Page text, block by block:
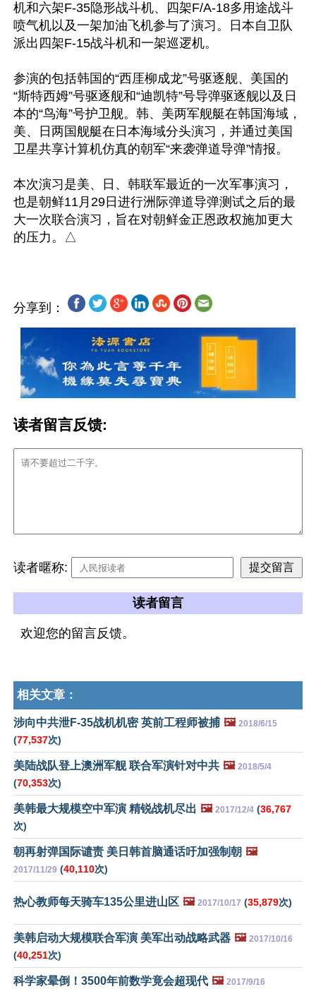
机和六架F-35隐形战斗机、四架F/A-18多用途战斗
喷气机以及一架加油飞机参与了演习。日本自卫队
派出四架F-15战斗机和一架巡逻机。
参演的包括韩国的“西厓柳成龙”号驱逐舰、美国的
“斯特西姆”号驱逐舰和“迪凯特”号导弹驱逐舰以及日
本的“鸟海”号护卫舰。韩、美两军舰艇在韩国海域，
美、日两国舰艇在日本海域分头演习，并通过美国
卫星共享计算机仿真的朝军“来袭弹道导弹”情报。
本次演习是美、日、韩联军最近的一次军事演习，
也是朝鲜11月29日进行洲际弹道导弹测试之后的最
大一次联合演习，旨在对朝鲜金正恩政权施加更大
分享到：
读者留言反馈:
读者暱称:
读者留言
欢迎您的留言反馈。
相关文章：
涉向中共泄F-35战机机密 英前工程师被捕 🖼️ 2018/6/15
(77,537次)
美陆战队登上澳洲军舰 联合军演针对中共 🖼️ 2018/5/4
(70,353次)
美韩最大规模空中军演 精锐战机尽出 🖼️ 2017/12/4 (36,767
次)
朝再射弹国际谴责 美日韩首脑通话吁加强制朝 🖼️
2017/11/29 (40,110次)
热心教师每天骑车135公里进山区 🖼️ 2017/10/17 (35,879次)
美韩启动大规模联合军演 美军出动战略武器 🖼️ 2017/10/16
(40,251次)
科学家晕倒！3500年前数学竟会超现代 🖼️ 2017/9/16